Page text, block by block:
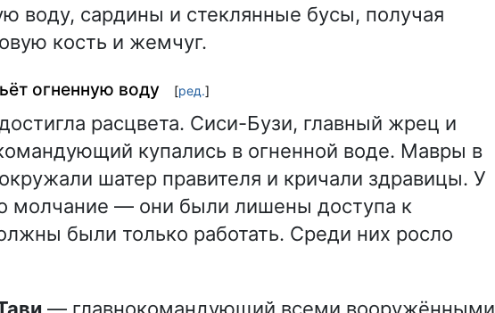
воду, сардины и стеклянные бусы, получая
кость и жемчуг.
огненную воду [ред.]
расцвета. Сиси-Бузи, главный жрец и
купались в огненной воде. Мавры в
шатер правителя и кричали здравицы. У
молчание — они были лишены доступа к
были только работать. Среди них росло